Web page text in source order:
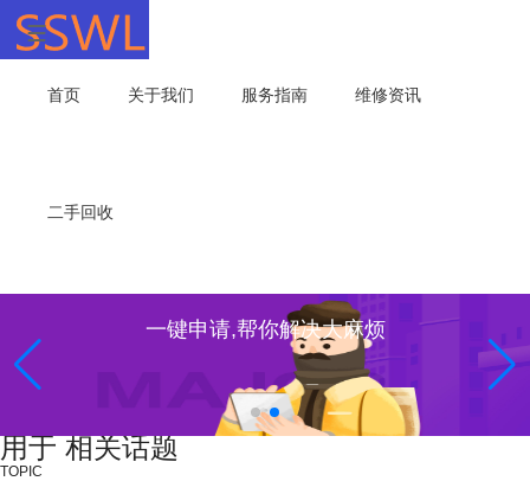
首页 关于我们 服务指南 维修资讯
二手回收
一键申请,帮你解决大麻烦
用于 相关话题
TOPIC